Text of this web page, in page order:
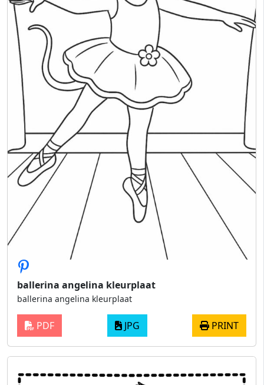
ballerina angelina kleurplaat
ballerina angelina kleurplaat
PDF JPG PRINT